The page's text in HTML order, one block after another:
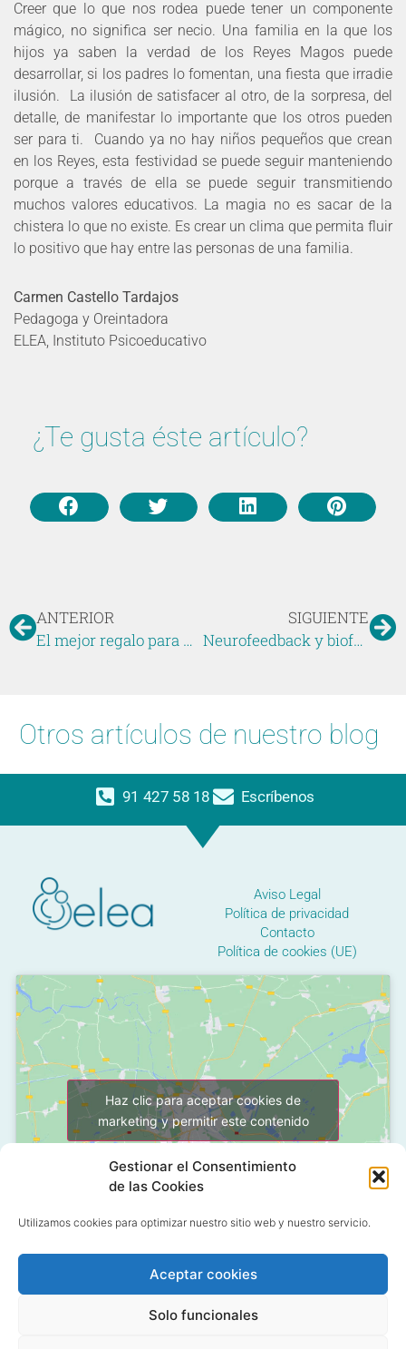
Gestionar el Consentimiento
de las Cookies
Utilizamos cookies para optimizar nuestro sitio web y nuestro servicio.
Aceptar cookies
Solo funcionales
Creer que lo que nos rodea puede tener un componente
mágico, no significa ser necio. Una familia en la que los
hijos ya saben la verdad de los Reyes Magos puede
desarrollar, si los padres lo fomentan, una fiesta que irradie
ilusión. La ilusión de satisfacer al otro, de la sorpresa, del
detalle, de manifestar lo importante que los otros pueden
ser para ti. Cuando ya no hay niños pequeños que crean
en los Reyes, esta festividad se puede seguir manteniendo
porque a través de ella se puede seguir transmitiendo
muchos valores educativos. La magia no es sacar de la
chistera lo que no existe. Es crear un clima que permita fluir
lo positivo que hay entre las personas de una familia.
Carmen Castello Tardajos
Pedagoga y Oreintadora
ELEA, Instituto Psicoeducativo
¿Te gusta éste artículo?
ANTERIOR
El mejor regalo para Navidad
SIGUIENTE
Neurofeedback y biofeedback: técnicas innovadoras para la rehabilitación cognitiva
Otros artículos de nuestro blog
91 427 58 18 Escríbenos
Aviso Legal
Política de privacidad
Contacto
Política de cookies (UE)
Haz clic para aceptar cookies de
marketing y permitir este contenido
C/ Grañón, 12 - Local
28050 Las Tablas - Madrid